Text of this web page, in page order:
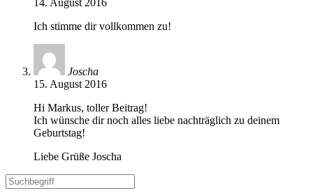
14. August 2016
Ich stimme dir vollkommen zu!
Joscha
15. August 2016
Hi Markus, toller Beitrag!
Ich wünsche dir noch alles liebe nachträglich zu deinem
Geburtstag!
Liebe Grüße Joscha